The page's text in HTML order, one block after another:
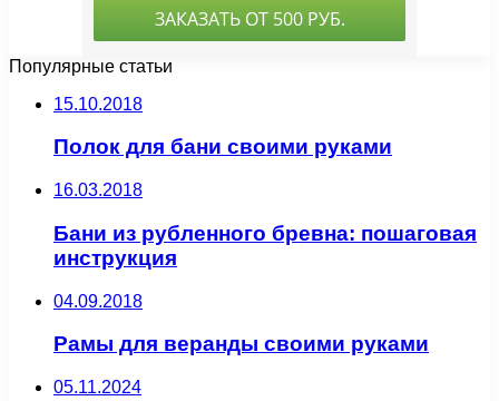
Популярные статьи
15.10.2018
Полок для бани своими руками
16.03.2018
Бани из рубленного бревна: пошаговая
инструкция
04.09.2018
Рамы для веранды своими руками
05.11.2024